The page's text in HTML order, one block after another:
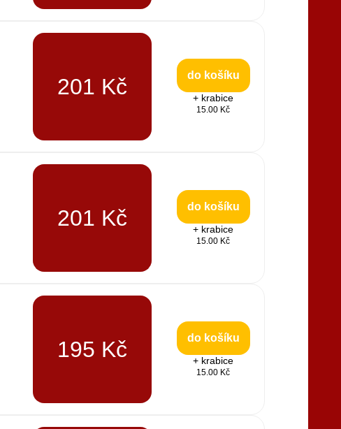
201 Kč do košíku
+ krabice
15.00 Kč
201 Kč do košíku
+ krabice
15.00 Kč
195 Kč do košíku
+ krabice
15.00 Kč